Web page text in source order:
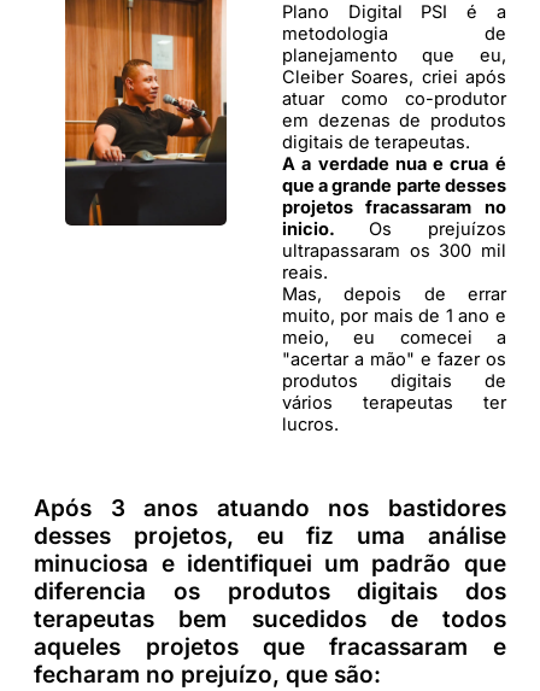
Plano Digital PSI é a
metodologia de
planejamento que eu,
Cleiber Soares, criei após
atuar como co-produtor
em dezenas de produtos
digitais de terapeutas.
A a verdade nua e crua é
que a grande parte desses
projetos fracassaram no
inicio.Os prejuízos
ultrapassaram os 300 mil
reais.
Mas, depois de errar
muito, por mais de 1 ano e
meio, eu comecei a
"acertar a mão" e fazer os
produtos digitais de
vários terapeutas ter
lucros.
Após 3 anos atuando nos bastidores
desses projetos, eu fiz uma análise
minuciosa e identifiquei um padrão que
diferencia os produtos digitais dos
terapeutas bem sucedidos de todos
aqueles projetos que fracassaram e
fecharam no prejuízo, que são: